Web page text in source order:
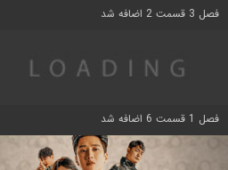
فصل 3 قسمت 2 اضافه شد
فصل 1 قسمت 6 اضافه شد